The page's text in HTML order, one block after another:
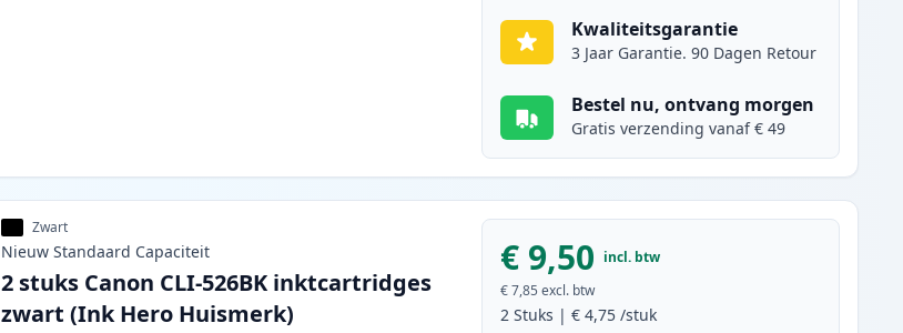
Kwaliteitsgarantie
3 Jaar Garantie. 90 Dagen Retour
Bestel nu, ontvang morgen
Gratis verzending vanaf € 49
Zwart
Nieuw Standaard Capaciteit
2 stuks Canon CLI-526BK inktcartridges
zwart (Ink Hero Huismerk)
€ 9,50 incl. btw
€ 7,85 excl. btw
2 Stuks |€ 4,75 /stuk